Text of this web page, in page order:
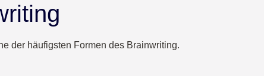
der häufigsten Formen des Brainwriting.